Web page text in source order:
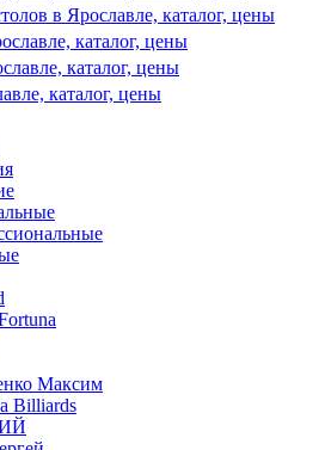
в Ярославле, каталог, цены
каталог, цены
каталог, цены
каталог, цены
Максим
Billiards